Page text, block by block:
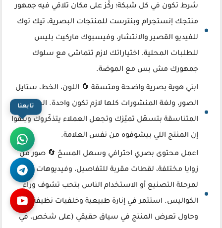
شرط تكون في كل شبكة؛ ركّز على مكان تلاقي فيه جمهور
منتجك إنستجرام وبنترست للمنتجات البصرية، تيك توك
للفيديو القصير والانتشار، وفيسبوك ماركيت بليس
للطلبات المحلية. اختياراتك لازم تتماشى مع سلوك
جمهورك مش بس مع الموضة.
ابني هوية بصرية واضحة ومتسقة 🔄 اللون، الخط، ستايل
الصور، ولغة المنشورات كلها لازم تكون واحدة. الهوية
المتناسقة بتسهّل تميّزك وتجعل العملاء يتذكّروك ويثقوا
إن المنتج اللي بيشوفوه من نفس العلامة.
اعمل محتوى بصري احترافي وسهل المسحّ 🔄 صور من
زوايا مختلفة، لقطات مقربة للتفاصيل، وفيديوهات قصيرة
لمرحلة التصنيع أو الاستخدام الناس بتحب تشوف وراء
الكواليس. استثمر في إنارة طبيعية وخلفيات نظيفة،
وحاول تعرض المنتج في سياق حقيقي (على شخص، في
تابعنا